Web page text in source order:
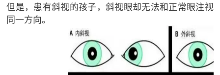
但是，患有斜视的孩子，斜视眼却无法和正常眼注视
同一方向。